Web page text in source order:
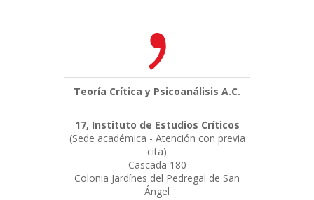
Teoría Crítica y Psicoanálisis A.C.
17, Instituto de Estudios Críticos
(Sede académica - Atención con previa
cita)
Cascada 180
Colonia Jardínes del Pedregal de San
Ángel